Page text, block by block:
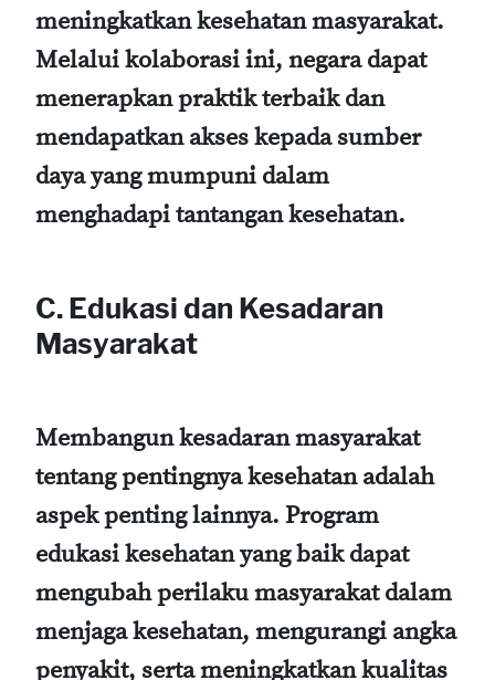
meningkatkan kesehatan masyarakat.
Melalui kolaborasi ini, negara dapat
menerapkan praktik terbaik dan
mendapatkan akses kepada sumber
daya yang mumpuni dalam
menghadapi tantangan kesehatan.
C. Edukasi dan Kesadaran
Masyarakat
Membangun kesadaran masyarakat
tentang pentingnya kesehatan adalah
aspek penting lainnya. Program
edukasi kesehatan yang baik dapat
mengubah perilaku masyarakat dalam
menjaga kesehatan, mengurangi angka
penyakit, serta meningkatkan kualitas